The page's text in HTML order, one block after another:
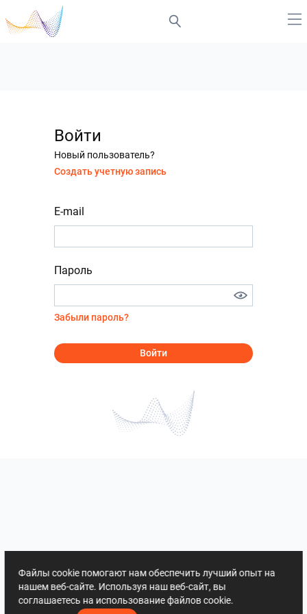
Войти
Новый пользователь?
Создать учетную запись
E-mail
Пароль
Забыли пароль?
Войти
Файлы cookie помогают нам обеспечить лучший опыт на
нашем веб-сайте. Используя наш веб-сайт, вы
соглашаетесь на использование файлов cookie.